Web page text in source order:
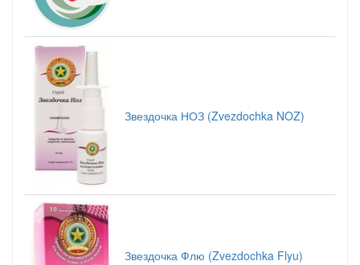
Звездочка НОЗ (Zvezdochka NOZ)
Звездочка Флю (Zvezdochka Flyu)